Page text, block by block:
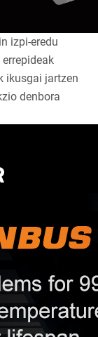
izpi-eredu
ikusgai jartzen
denbora